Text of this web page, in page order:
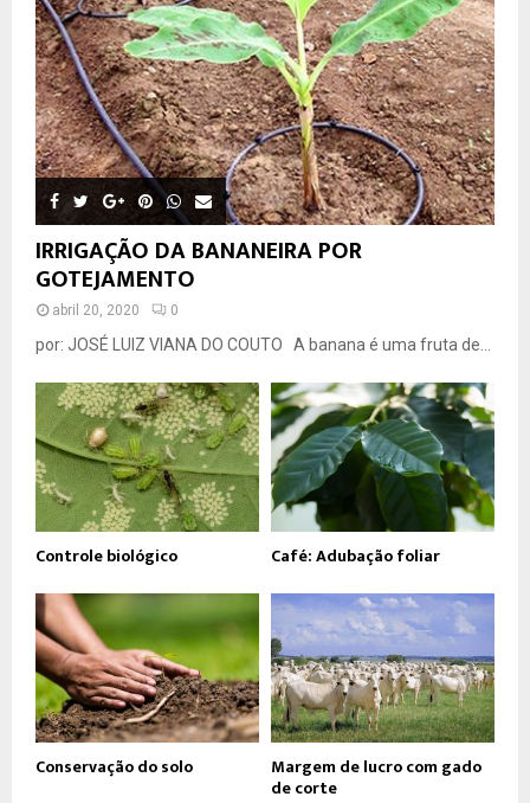
IRRIGAÇÃO DA BANANEIRA POR
GOTEJAMENTO
abril 20, 2020 0
por: JOSÉ LUIZ VIANA DO COUTO A banana é uma fruta de...
Controle biológico Café: Adubação foliar
Conservação do solo Margem de lucro com gado
de corte